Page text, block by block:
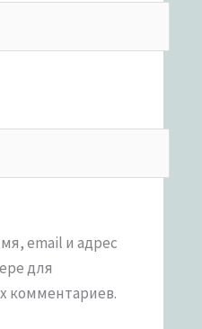
email и адрес
для
комментариев.